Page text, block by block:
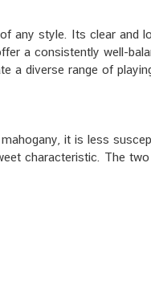
any style. Its clear and
a consistently well-
a diverse range of
it is less
characteristic. The